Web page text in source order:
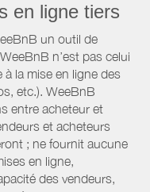
en ligne tiers
un outil de
n’est pas celui
à la mise en ligne des
etc.). WeeBnB
entre acheteur et
et acheteurs
; ne fournit aucune
en ligne,
des vendeurs,